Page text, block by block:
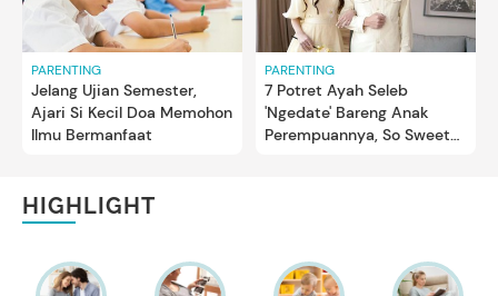
PARENTING
Jelang Ujian Semester,
Ajari Si Kecil Doa Memohon
Ilmu Bermanfaat
PARENTING
7 Potret Ayah Seleb
'Ngedate' Bareng Anak
Perempuannya, So Sweet
HIGHLIGHT